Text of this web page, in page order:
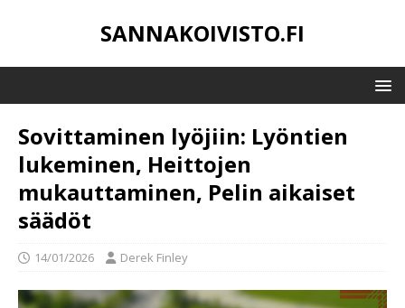
SANNAKOIVISTO.FI
Sovittaminen lyöjiin: Lyöntien
lukeminen, Heittojen
mukauttaminen, Pelin aikaiset
säädöt
14/01/2026 Derek Finley